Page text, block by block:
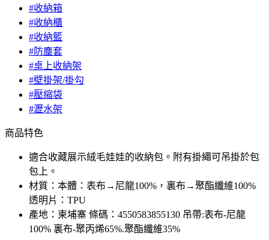
#收納箱
#收納櫃
#收納籃
#防塵套
#桌上收納架
#壁掛架/掛勾
#壓縮袋
#瀝水架
商品特色
適合收藏展示絨毛娃娃的收納包。附有掛繩可吊掛於包
包上。
材質：本體：表布→尼龍100%，裏布→聚酯纖維100%
透明片：TPU
產地：柬埔寨 條碼：4550583855130 吊帶:表布-尼龍
100% 裏布-聚丙烯65%.聚酯纖維35%